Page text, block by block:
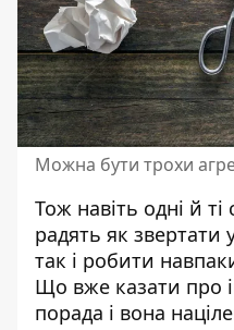
Можна бути трохи
Тож навіть одні й ті
радять як звертати
так і робити
Що вже казати про
порада і вона